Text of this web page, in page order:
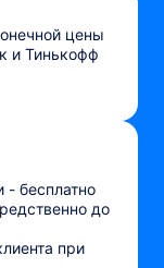
цены
и Тинькофф
- бесплатно
до
при